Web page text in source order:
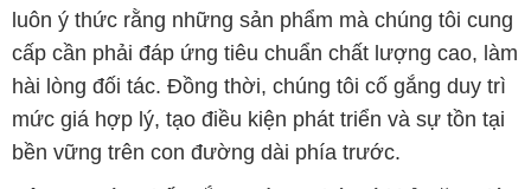
luôn ý thức rằng những sản phẩm mà chúng tôi cung
cấp cần phải đáp ứng tiêu chuẩn chất lượng cao, làm
hài lòng đối tác. Đồng thời, chúng tôi cố gắng duy trì
mức giá hợp lý, tạo điều kiện phát triển và sự tồn tại
bền vững trên con đường dài phía trước.